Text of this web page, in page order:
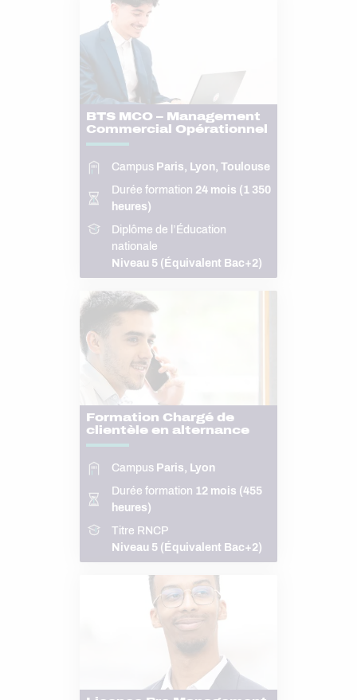
BTS MCO – Management
Commercial Opérationnel
Campus Paris, Lyon, Toulouse
Durée formation 24 mois (1 350
heures)
Diplôme de l’Éducation
nationale
Niveau 5 (Équivalent Bac+2)
Formation Chargé de
clientèle en alternance
Campus Paris, Lyon
Durée formation 12 mois (455
heures)
Titre RNCP
Niveau 5 (Équivalent Bac+2)